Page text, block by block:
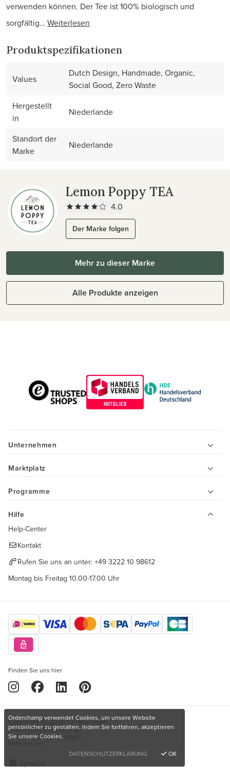
verwenden können. Der Tee ist 100% biologisch und
sorgfältig… Weiterlesen
Produktspezifikationen
Values
Dutch Design, Handmade, Organic,
Social Good, Zero Waste
Hergestellt
in
Niederlande
Standort der
Marke
Niederlande
Lemon Poppy TEA
4.0
Der Marke folgen
Mehr zu dieser Marke
Alle Produkte anzeigen
Unternehmen
Marktplatz
Programme
Hilfe
Help-Center
Kontakt
Rufen Sie uns an unter: +49 3222 10 98612
Montag bis Freitag 10.00-17.00 Uhr
Finden Sie uns hier
Copyright © 2026 Orderchamp
Datenschutzerklärung
Nutzungsbedingungen
Orderchamp verwendet Cookies, um unsere Website
persönlicher zu gestalten. Indem Sie fortfahren, akzeptieren
Sie unsere Cookies.
DATENSCHUTZERKLÄRUNG
OK